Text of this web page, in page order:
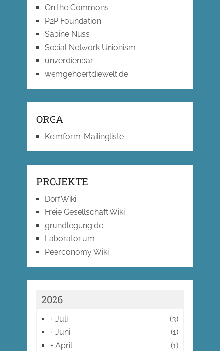
On the Commons
P2P Foundation
Sabine Nuss
Social Network Unionism
unverdienbar
wemgehoertdiewelt.de
ORGA
Keimform-Mailingliste
PROJEKTE
DorfWiki
Freie Gesellschaft Wiki
grundlegung.de
Laboratorium
Peerconomy Wiki
2026
+ Juli
(3)
+ Juni
(1)
+ April
(1)